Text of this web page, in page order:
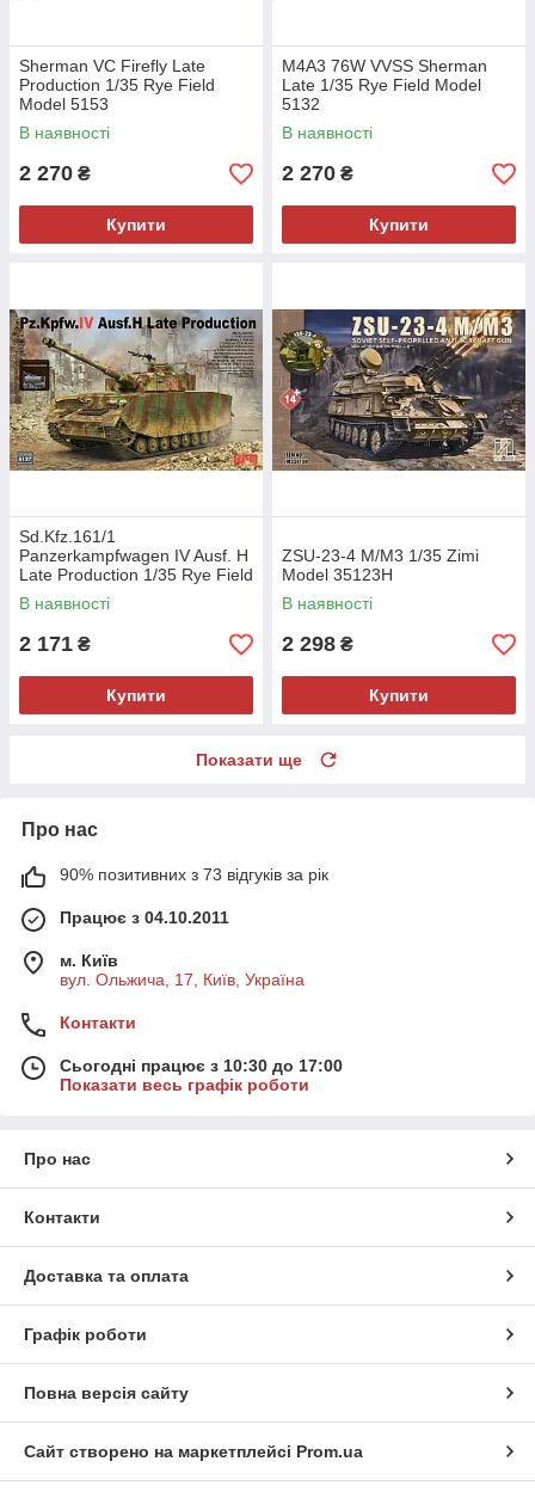
Sherman VC Firefly Late
Production 1/35 Rye Field
Model 5153
В наявності
2 270 ₴
Купити
M4A3 76W VVSS Sherman
Late 1/35 Rye Field Model
5132
В наявності
2 270 ₴
Купити
Sd.Kfz.161/1
Panzerkampfwagen IV Ausf. H
Late Production 1/35 Rye Field
Model 5127
В наявності
2 171 ₴
Купити
ZSU-23-4 M/M3 1/35 Zimi
Model 35123H
В наявності
2 298 ₴
Купити
Показати ще
Про нас
90% позитивних з 73 відгуків за рік
Працює з 04.10.2011
м. Київ
вул. Ольжича, 17, Київ, Україна
Контакти
Сьогодні працює з 10:30 до 17:00
Показати весь графік роботи
Про нас
Контакти
Доставка та оплата
Графік роботи
Повна версія сайту
Сайт створено на маркетплейсі Prom.ua